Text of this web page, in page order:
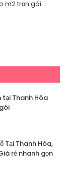
m2 trọn gói
Thanh Hóa
Tại Thanh Hóa,
rẻ nhanh gọn